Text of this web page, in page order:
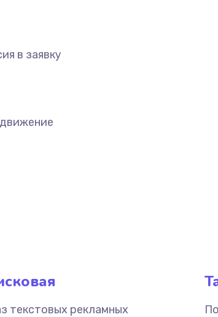
в заявку
текстовых рекламных